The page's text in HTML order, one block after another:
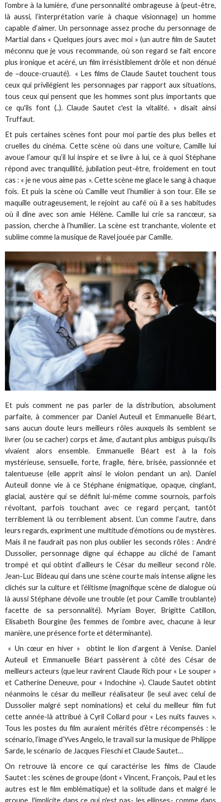
l’ombre à la lumière, d’une personnalité ombrageuse à (peut-être,
là aussi, l’interprétation varie à chaque visionnage) un homme
capable d’aimer. Un personnage assez proche du personnage de
Martial dans « Quelques jours avec moi » (un autre film de Sautet
méconnu que je vous recommande, où son regard se fait encore
plus ironique et acéré, un film irrésistiblement drôle et non dénué
de –douce-cruauté). « Les films de Claude Sautet touchent tous
ceux qui privilégient les personnages par rapport aux situations,
tous ceux qui pensent que les hommes sont plus importants que
ce qu'ils font (..). Claude Sautet c'est la vitalité. » disait ainsi
Truffaut.
Et puis certaines scènes font pour moi partie des plus belles et
cruelles du cinéma. Cette scène où dans une voiture, Camille lui
avoue l’amour qu’il lui inspire et se livre à lui, ce à quoi Stéphane
répond avec tranquillité, jubilation peut-être, froidement en tout
cas : « je ne vous aime pas ». Cette scène me glace le sang à chaque
fois. Et puis la scène où Camille veut l’humilier à son tour. Elle se
maquille outrageusement, le rejoint au café où il a ses habitudes
où il dîne avec son amie Hélène. Camille lui crie sa rancœur, sa
passion, cherche à l’humilier. La scène est tranchante, violente et
sublime comme la musique de Ravel jouée par Camille.
Et puis comment ne pas parler de la distribution, absolument
parfaite, à commencer par Daniel Auteuil et Emmanuelle Béart,
sans aucun doute leurs meilleurs rôles auxquels ils semblent se
livrer (ou se cacher) corps et âme, d’autant plus ambigus puisqu’ils
vivaient alors ensemble. Emmanuelle Béart est à la fois
mystérieuse, sensuelle, forte, fragile, fière, brisée, passionnée et
talentueuse (elle apprit ainsi le violon pendant un an). Daniel
Auteuil donne vie à ce Stéphane énigmatique, opaque, cinglant,
glacial, austère qui se définit lui-même comme sournois, parfois
révoltant, parfois touchant avec ce regard perçant, tantôt
terriblement là ou terriblement absent. L’un comme l’autre, dans
leurs regards, expriment une multitude d’émotions ou de mystères.
Mais il ne faudrait pas non plus oublier les seconds rôles : André
Dussolier, personnage digne qui échappe au cliché de l’amant
trompé et qui obtint d’ailleurs le César du meilleur second rôle.
Jean-Luc Bideau qui dans une scène courte mais intense aligne les
clichés sur la culture et l’élitisme (magnifique scène de dialogue où
là aussi Stéphane dévoile une trouble (et pour Camille troublante)
facette de sa personnalité). Myriam Boyer, Brigitte Catillon,
Elisabeth Bourgine (les femmes de l’ombre avec, chacune à leur
manière, une présence forte et déterminante).
« Un cœur en hiver » obtint le lion d’argent à Venise. Daniel
Auteuil et Emmanuelle Béart passèrent à côté des César de
meilleurs acteurs (que leur ravirent Claude Rich pour « Le souper »
et Catherine Deneuve, pour « Indochine »). Claude Sautet obtint
néanmoins le césar du meilleur réalisateur (le seul avec celui de
Dussolier malgré sept nominations) et celui du meilleur film fut
cette année-là attribué à Cyril Collard pour « Les nuits fauves ».
Tous les postes du film auraient mérités d’être récompensés : le
scénario, l’image d’Yves Angelo, le travail sur la musique de Philippe
Sarde, le scénario de Jacques Fieschi et Claude Sautet…
On retrouve là encore ce qui caractérise les films de Claude
Sautet : les scènes de groupe (dont « Vincent, François, Paul et les
autres est le film emblématique) et la solitude dans et malgré le